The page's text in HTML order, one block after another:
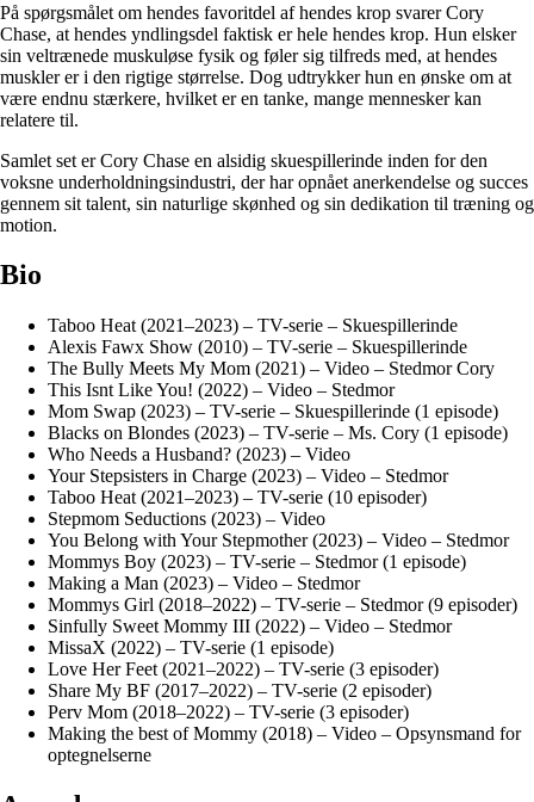
På spørgsmålet om hendes favoritdel af hendes krop svarer Cory
Chase, at hendes yndlingsdel faktisk er hele hendes krop. Hun elsker
sin veltrænede muskuløse fysik og føler sig tilfreds med, at hendes
muskler er i den rigtige størrelse. Dog udtrykker hun en ønske om at
være endnu stærkere, hvilket er en tanke, mange mennesker kan
relatere til.
Samlet set er Cory Chase en alsidig skuespillerinde inden for den
voksne underholdningsindustri, der har opnået anerkendelse og succes
gennem sit talent, sin naturlige skønhed og sin dedikation til træning og
motion.
Bio
Taboo Heat (2021–2023) – TV-serie – Skuespillerinde
Alexis Fawx Show (2010) – TV-serie – Skuespillerinde
The Bully Meets My Mom (2021) – Video – Stedmor Cory
This Isnt Like You! (2022) – Video – Stedmor
Mom Swap (2023) – TV-serie – Skuespillerinde (1 episode)
Blacks on Blondes (2023) – TV-serie – Ms. Cory (1 episode)
Who Needs a Husband? (2023) – Video
Your Stepsisters in Charge (2023) – Video – Stedmor
Taboo Heat (2021–2023) – TV-serie (10 episoder)
Stepmom Seductions (2023) – Video
You Belong with Your Stepmother (2023) – Video – Stedmor
Mommys Boy (2023) – TV-serie – Stedmor (1 episode)
Making a Man (2023) – Video – Stedmor
Mommys Girl (2018–2022) – TV-serie – Stedmor (9 episoder)
Sinfully Sweet Mommy III (2022) – Video – Stedmor
MissaX (2022) – TV-serie (1 episode)
Love Her Feet (2021–2022) – TV-serie (3 episoder)
Share My BF (2017–2022) – TV-serie (2 episoder)
Perv Mom (2018–2022) – TV-serie (3 episoder)
Making the best of Mommy (2018) – Video – Opsynsmand for
optegnelserne